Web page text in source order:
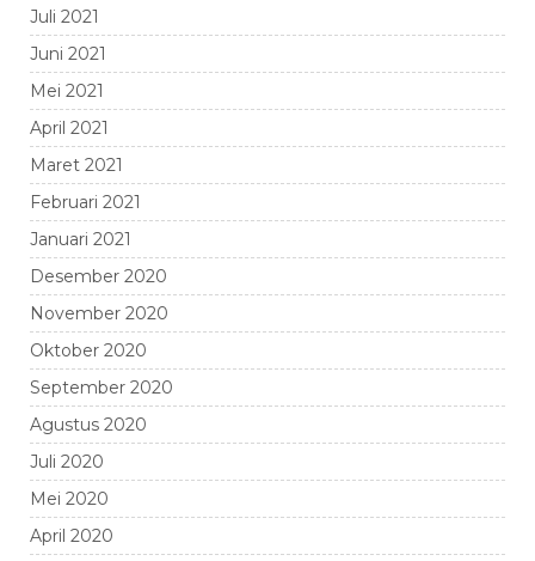
Juli 2021
Juni 2021
Mei 2021
April 2021
Maret 2021
Februari 2021
Januari 2021
Desember 2020
November 2020
Oktober 2020
September 2020
Agustus 2020
Juli 2020
Mei 2020
April 2020